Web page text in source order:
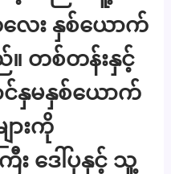
း နှစ်ယောက်
။ တစ်တန်းနှင့်
နှမနှစ်ယောက်
ားကို
း ဒေါ်ပုနှင့် သူ့